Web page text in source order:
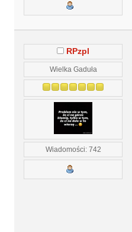
RPzpl
Wielka Gaduła
Wiadomości: 742